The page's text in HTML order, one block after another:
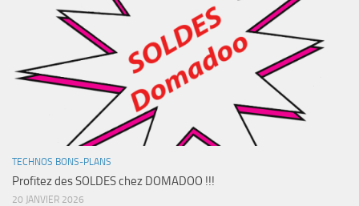
TECHNOS BONS-PLANS
Profitez des SOLDES chez DOMADOO !!!
20 JANVIER 2026